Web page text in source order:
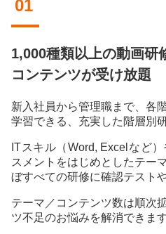
01
1,000種類以上の動画研
コンテンツが受け放題
新入社員から管理職まで、各
学習できる、充実した階層別
ITスキル（Word, Excelなど
スメントをはじめとしたテー
ぼすべての研修に確認テスト
テーマ／コンテンツ数は順次
ツ不足のお悩みを解消できます